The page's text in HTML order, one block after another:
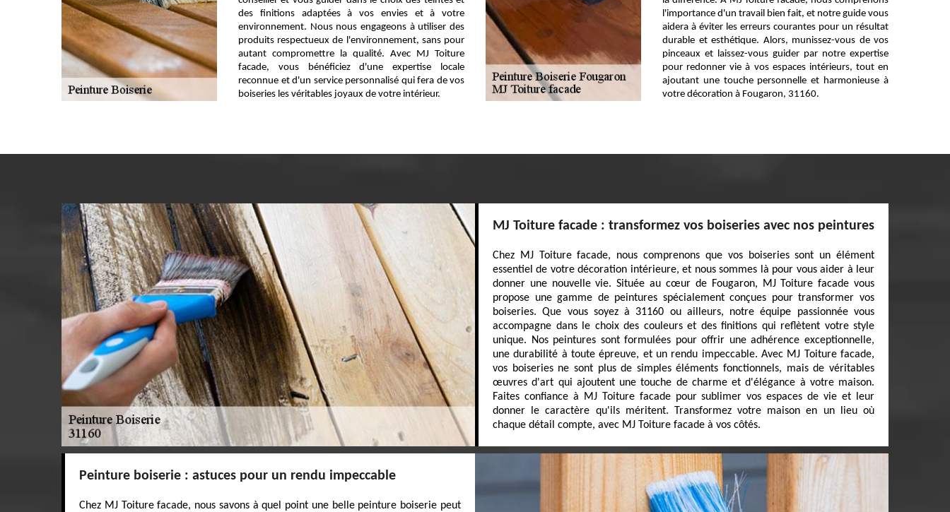
des finitions adaptées à vos envies et à votre
environnement. Nous nous engageons à utiliser des
produits respectueux de l'environnement, sans pour
autant compromettre la qualité. Avec MJ Toiture
facade, vous bénéficiez d'une expertise locale
reconnue et d'un service personnalisé qui fera de vos
boiseries les véritables joyaux de votre intérieur.
l'importance d'un travail bien fait, et notre guide vous
aidera à éviter les erreurs courantes pour un résultat
durable et esthétique. Alors, munissez-vous de vos
pinceaux et laissez-vous guider par notre expertise
pour redonner vie à vos espaces intérieurs, tout en
ajoutant une touche personnelle et harmonieuse à
votre décoration à Fougaron, 31160.
MJ Toiture facade : transformez vos boiseries avec nos peintures
Chez MJ Toiture facade, nous comprenons que vos boiseries sont un élément
essentiel de votre décoration intérieure, et nous sommes là pour vous aider à leur
donner une nouvelle vie. Située au cœur de Fougaron, MJ Toiture facade vous
propose une gamme de peintures spécialement conçues pour transformer vos
boiseries. Que vous soyez à 31160 ou ailleurs, notre équipe passionnée vous
accompagne dans le choix des couleurs et des finitions qui reflètent votre style
unique. Nos peintures sont formulées pour offrir une adhérence exceptionnelle,
une durabilité à toute épreuve, et un rendu impeccable. Avec MJ Toiture facade,
vos boiseries ne sont plus de simples éléments fonctionnels, mais de véritables
œuvres d'art qui ajoutent une touche de charme et d'élégance à votre maison.
Faites confiance à MJ Toiture facade pour sublimer vos espaces de vie et leur
donner le caractère qu'ils méritent. Transformez votre maison en un lieu où
chaque détail compte, avec MJ Toiture facade à vos côtés.
Peinture boiserie : astuces pour un rendu impeccable
Chez MJ Toiture facade, nous savons à quel point une belle peinture boiserie peut